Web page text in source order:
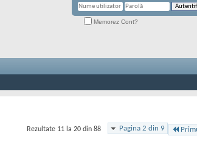
Memorez Cont?
Pagina 2 din 9
Rezultate 11 la 20 din 88